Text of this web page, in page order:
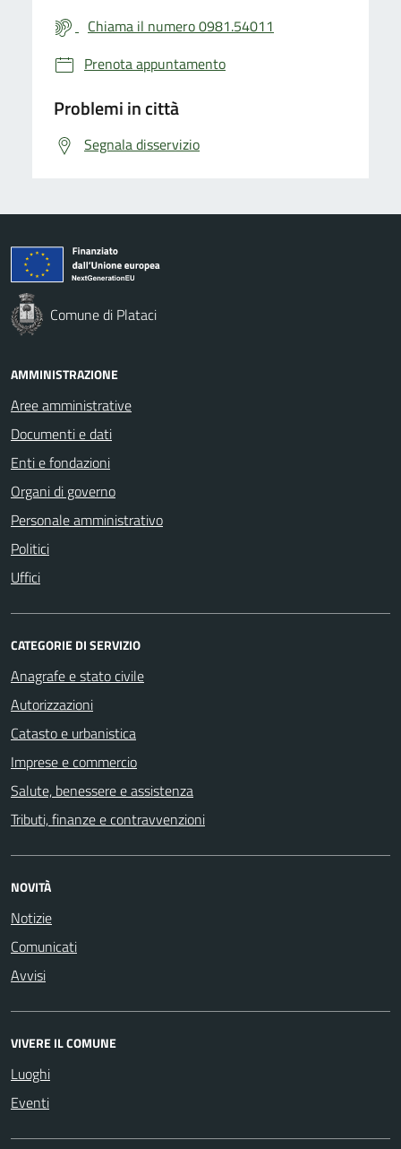
Chiama il numero 0981.54011
Prenota appuntamento
Problemi in città
Segnala disservizio
Comune di Plataci
AMMINISTRAZIONE
Aree amministrative
Documenti e dati
Enti e fondazioni
Organi di governo
Personale amministrativo
Politici
Uffici
CATEGORIE DI SERVIZIO
Anagrafe e stato civile
Autorizzazioni
Catasto e urbanistica
Imprese e commercio
Salute, benessere e assistenza
Tributi, finanze e contravvenzioni
NOVITÀ
Notizie
Comunicati
Avvisi
VIVERE IL COMUNE
Luoghi
Eventi